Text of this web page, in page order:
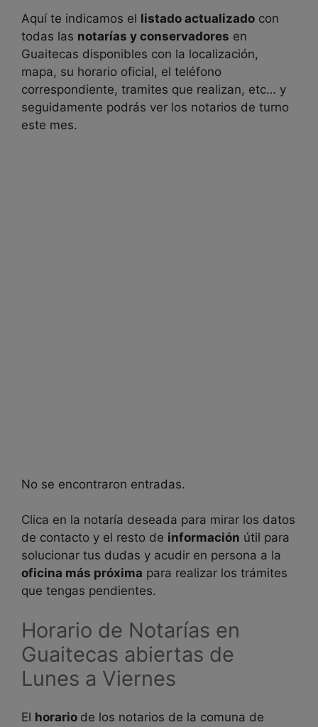
Aquí te indicamos el listado actualizado con
todas las notarías y conservadores en
Guaitecas disponibles con la localización,
mapa, su horario oficial, el teléfono
correspondiente, tramites que realizan, etc… y
seguidamente podrás ver los notarios de turno
este mes.
No se encontraron entradas.
Clica en la notaría deseada para mirar los datos
de contacto y el resto de información útil para
solucionar tus dudas y acudir en persona a la
oficina más próxima para realizar los trámites
que tengas pendientes.
Horario de Notarías en
Guaitecas abiertas de
Lunes a Viernes
El horario de los notarios de la comuna de